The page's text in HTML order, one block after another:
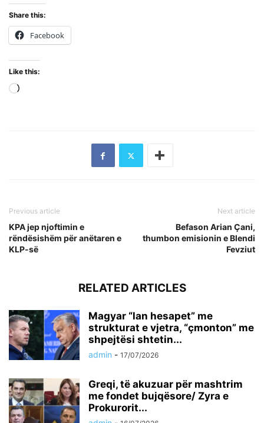
Share this:
Facebook
Like this:
Previous article
KPA jep njoftimin e
rëndësishëm për anëtaren e
KLP-së
Next article
Befason Arian Çani,
thumbon emisionin e Blendi
Fevziut
RELATED ARTICLES
Magyar “lan hesapet” me
strukturat e vjetra, “çmonton” me
shpejtësi shtetin...
admin - 17/07/2026
Greqi, të akuzuar për mashtrim
me fondet bujqësore/ Zyra e
Prokurorit...